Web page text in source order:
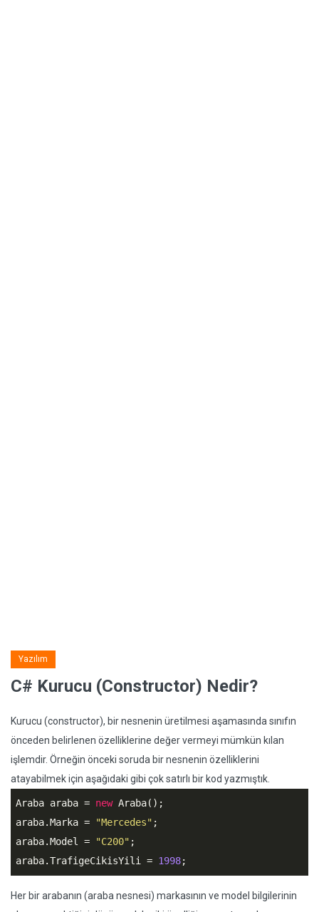
Yazılım
C# Kurucu (Constructor) Nedir?
Kurucu (constructor), bir nesnenin üretilmesi aşamasında sınıfın
önceden belirlenen özelliklerine değer vermeyi mümkün kılan
işlemdir. Örneğin önceki soruda bir nesnenin özelliklerini
atayabilmek için aşağıdaki gibi çok satırlı bir kod yazmıştık.
Araba araba = new Araba();
araba.Marka =
"Mercedes" ;
araba.Model =
"C200" ;
araba.TrafigeCikisYili = 1998;
Her bir arabanın (araba nesnesi) markasının ve model bilgilerinin